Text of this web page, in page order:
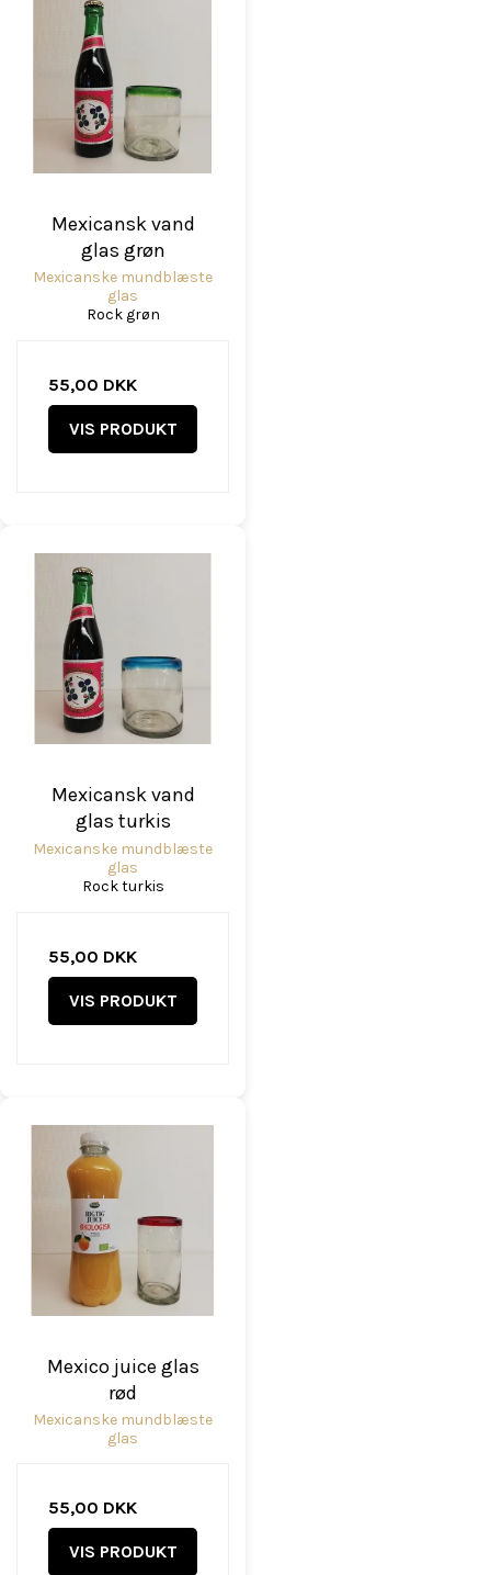
Mexicansk vand
glas grøn
Mexicanske mundblæste
glas
Rock grøn
55,00 DKK
VIS PRODUKT
Mexicansk vand
glas turkis
Mexicanske mundblæste
glas
Rock turkis
55,00 DKK
VIS PRODUKT
Mexico juice glas
rød
Mexicanske mundblæste
glas
55,00 DKK
VIS PRODUKT